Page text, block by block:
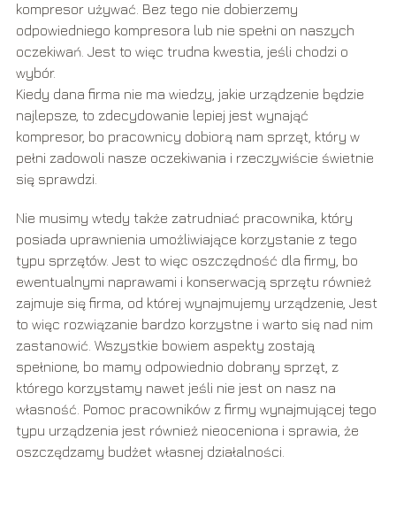
kompresor używać. Bez tego nie dobierzemy
odpowiedniego kompresora lub nie spełni on naszych
oczekiwań. Jest to więc trudna kwestia, jeśli chodzi o
wybór.
Kiedy dana firma nie ma wiedzy, jakie urządzenie będzie
najlepsze, to zdecydowanie lepiej jest wynająć
kompresor, bo pracownicy dobiorą nam sprzęt, który w
pełni zadowoli nasze oczekiwania i rzeczywiście świetnie
się sprawdzi.
Nie musimy wtedy także zatrudniać pracownika, który
posiada uprawnienia umożliwiające korzystanie z tego
typu sprzętów. Jest to więc oszczędność dla firmy, bo
ewentualnymi naprawami i konserwacją sprzętu również
zajmuje się firma, od której wynajmujemy urządzenie, Jest
to więc rozwiązanie bardzo korzystne i warto się nad nim
zastanowić. Wszystkie bowiem aspekty zostają
spełnione, bo mamy odpowiednio dobrany sprzęt, z
którego korzystamy nawet jeśli nie jest on nasz na
własność. Pomoc pracowników z firmy wynajmującej tego
typu urządzenia jest również nieoceniona i sprawia, że
oszczędzamy budżet własnej działalności.